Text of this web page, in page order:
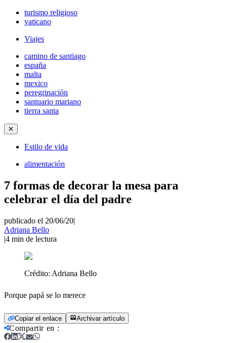
turismo religioso
vaticano
Viajes
camino de santiago
españa
malta
mexico
peregrinación
santuario mariano
tierra santa
✕
Estilo de vida
alimentación
7 formas de decorar la mesa para
celebrar el día del padre
publicado el 20/06/20|
Adriana Bello
|4 min de lectura
Crédito: Adriana Bello
Porque papá se lo merece
Copiar el enlace Archivar artículo
Compartir en :